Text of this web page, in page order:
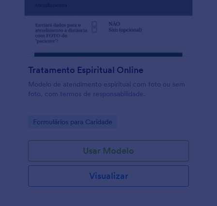
Tratamento Espiritual Online
Modelo de atendimento espiritual com foto ou sem
foto, com termos de responsabilidade.
Go to Category:
Formulários para Caridade
Usar Modelo
Visualizar